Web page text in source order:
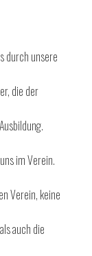
durch unsere
die der
im Verein.
Verein, keine
auch die